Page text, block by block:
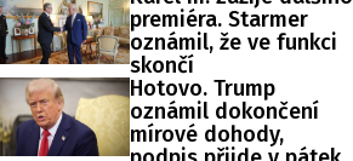
volbách, která je mu
zákonů zapovězena, protože
vykonává již druhý mandát
funkci hlavy státu.
premiéra. Starmer
oznámil, že ve funkci
skončí
Hotovo. Trump
oznámil dokončení
mírové dohody,